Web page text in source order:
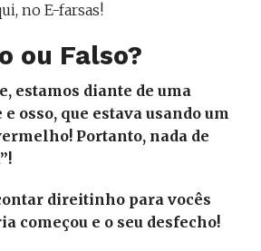
no E-farsas!
ou Falso?
estamos diante de uma
osso, que estava usando um
Portanto, nada de
direitinho para vocês
começou e o seu desfecho!